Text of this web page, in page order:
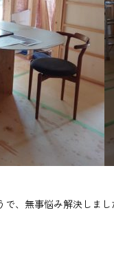
、無事悩み解決しまし